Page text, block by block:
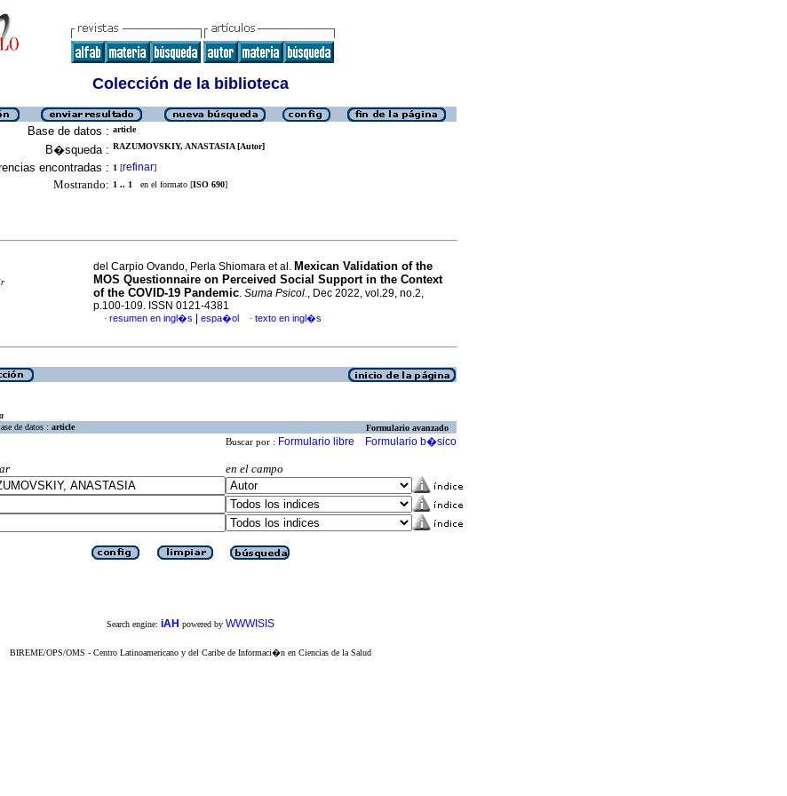
Colección de la biblioteca
Base de datos : article
B�squeda : RAZUMOVSKIY, ANASTASIA [Autor]
encontradas : 1 [refinar]
Mostrando: 1 .. 1 en el formato [ISO 690]
del Carpio Ovando, Perla Shiomara et al. Mexican Validation of the
MOS Questionnaire on Perceived Social Support in the Context
of the COVID-19 Pandemic. Suma Psicol., Dec 2022, vol.29, no.2,
p.100-109. ISSN 0121-4381
· resumen en ingl�s espa�ol · texto en ingl�s
de datos : article Formulario avanzado
Buscar por : Formulario libre Formulario b�sico
en el campo
Search engine: iAH powered by WWWISIS
BIREME/OPS/OMS - Centro Latinoamericano y del Caribe de Informaci�n en Ciencias de la Salud